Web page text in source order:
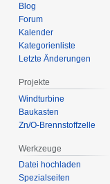
Blog
Forum
Kalender
Kategorienliste
Letzte Änderungen
Projekte
Windturbine
Baukasten
Zn/O-Brennstoffzelle
Werkzeuge
Datei hochladen
Spezialseiten